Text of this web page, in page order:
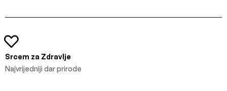
Srcem za Zdravlje
Najvrijedniji dar prirode